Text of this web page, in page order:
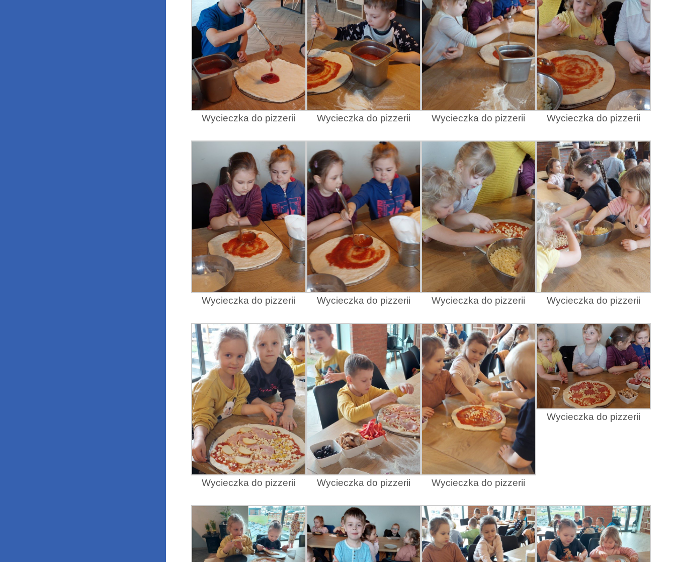
Wycieczka do pizzerii Wycieczka do pizzerii Wycieczka do pizzerii Wycieczka do pizzerii
Wycieczka do pizzerii Wycieczka do pizzerii Wycieczka do pizzerii Wycieczka do pizzerii
Wycieczka do pizzerii Wycieczka do pizzerii Wycieczka do pizzerii
Wycieczka do pizzerii